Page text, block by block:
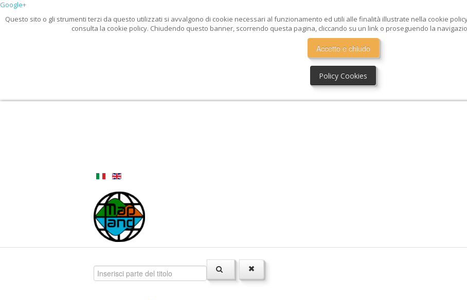
Google+
Questo sito o gli strumenti terzi da questo utilizzati si avvalgono di cookie necessari al funzionamento ed utili alle finalità illustrate nella cookie
consulta la cookie policy. Chiudendo questo banner, scorrendo questa pagina, cliccando su un link o proseguendo la
Accetto e chiudo
Policy Cookies